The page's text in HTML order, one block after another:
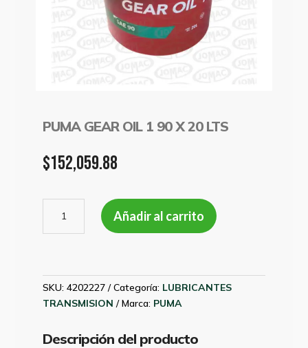
PUMA GEAR OIL 1 90 X 20 LTS
$152,059.88
GEAR
OIL
X
20
cantidad
Añadir al carrito
SKU:4202227 Categoría: LUBRICANTES
TRANSMISION
Marca: PUMA
Descripción del producto